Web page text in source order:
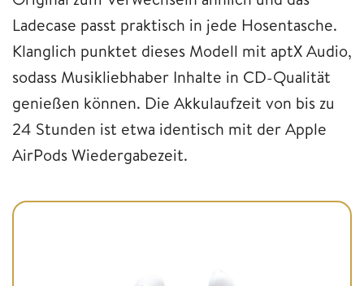
Ladecase passt praktisch in jede Hosentasche.
Klanglich punktet dieses Modell mit aptX Audio,
sodass Musikliebhaber Inhalte in CD-Qualität
genießen können. Die Akkulaufzeit von bis zu
24 Stunden ist etwa identisch mit der Apple
AirPods Wiedergabezeit.